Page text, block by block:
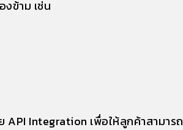
ข้าม เช่น
API Integration เพื่อให้ลูกค้าสามารถ